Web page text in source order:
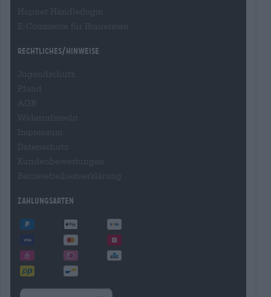
Rechtliches/Hinweise
Zahlungsarten